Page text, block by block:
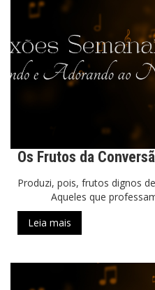
Os Frutos da
Produzi, pois, frutos dignos
Aqueles que professam
Leia mais